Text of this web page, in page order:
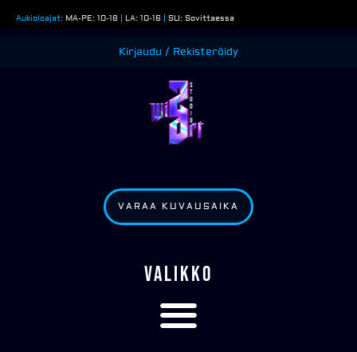
sisältöön
Aukioloajat: MA-PE: 10-18 | LA: 10-16 | SU: Sovittaessa
Kirjaudu / Rekisteröidy
VARAA KUVAUSAIKA
VALIKKO